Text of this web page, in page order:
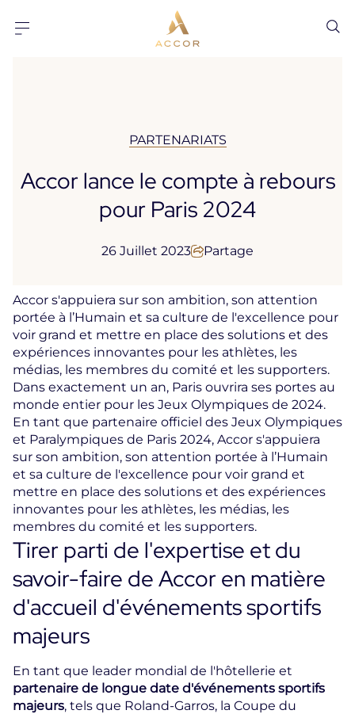
Aller au pied-de-page
PARTENARIATS
Accor lance le compte à rebours
pour Paris 2024
26 Juillet 2023 Partage
Accor s'appuiera sur son ambition, son attention
portée à l’Humain et sa culture de l'excellence pour
voir grand et mettre en place des solutions et des
expériences innovantes pour les athlètes, les
médias, les membres du comité et les supporters.
Dans exactement un an, Paris ouvrira ses portes au
monde entier pour les Jeux Olympiques de 2024.
En tant que partenaire officiel des Jeux Olympiques
et Paralympiques de Paris 2024, Accor s'appuiera
sur son ambition, son attention portée à l’Humain
et sa culture de l'excellence pour voir grand et
mettre en place des solutions et des expériences
innovantes pour les athlètes, les médias, les
membres du comité et les supporters.
Tirer parti de l'expertise et du
savoir-faire de Accor en matière
d'accueil d'événements sportifs
majeurs
En tant que leader mondial de l'hôtellerie et
partenaire de longue date d'événements sportifs
majeurs, tels que Roland-Garros, la Coupe du